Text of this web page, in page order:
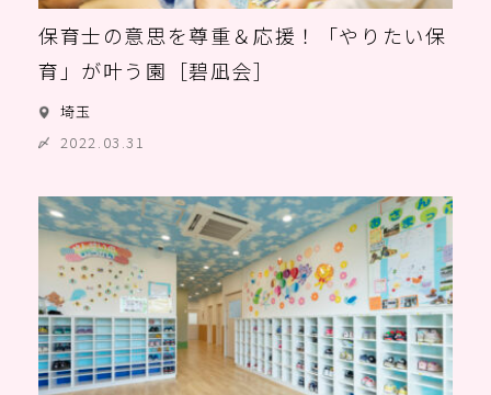
保育士の意思を尊重＆応援！「やりたい保
育」が叶う園［碧凪会］
埼玉
2022.03.31